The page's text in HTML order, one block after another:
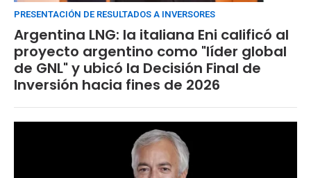
PRESENTACIÓN DE RESULTADOS A INVERSORES
Argentina LNG: la italiana Eni calificó al
proyecto argentino como "líder global
de GNL" y ubicó la Decisión Final de
Inversión hacia fines de 2026